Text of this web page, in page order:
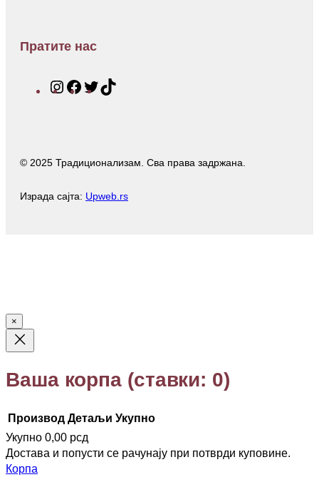
Пратите нас
I
g
a
F
o
k
T
e
k
© 2025 Традиционализам. Сва права задржана.
Израда сајта: Upweb.rs
×
Ваша корпа (ставки: 0)
Производи
Производ Детаљи Укупно
Укупно 0,00 рсд
Достава и попусти се рачунају при потврди куповине.
Корпа